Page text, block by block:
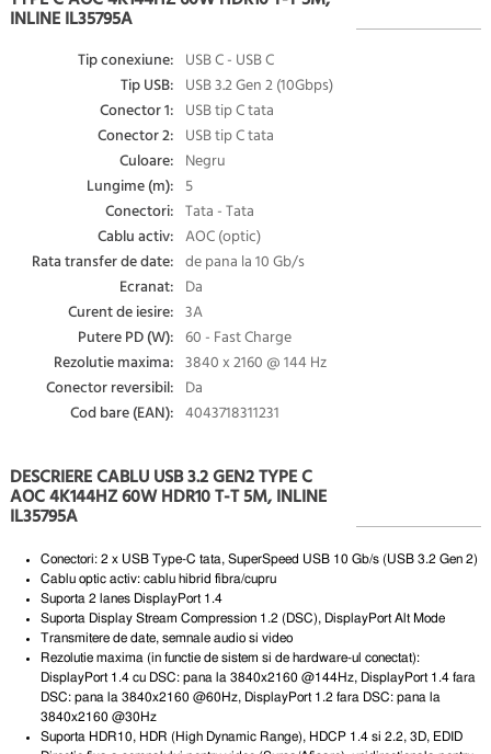
INLINE IL35795A
Tip conexiune: USB C - USB C
Tip USB: USB 3.2 Gen 2 (10Gbps)
Conector 1: USB tip C tata
Conector 2: USB tip C tata
Culoare: Negru
Lungime (m): 5
Conectori: Tata - Tata
Cablu activ: AOC (optic)
Rata transfer de date: de pana la 10 Gb/s
Ecranat: Da
Curent de iesire: 3A
Putere PD (W): 60 - Fast Charge
Rezolutie maxima: 3840 x 2160 @ 144 Hz
Conector reversibil: Da
Cod bare (EAN): 4043718311231
DESCRIERE CABLU USB 3.2 GEN2 TYPE C
AOC 4K144HZ 60W HDR10 T-T 5M, INLINE
IL35795A
Conectori: 2 x USB Type-C tata, SuperSpeed ​​USB 10 Gb/s (USB 3.2 Gen 2)
Cablu optic activ: cablu hibrid fibra/cupru
Suporta2 lanes DisplayPort 1.4
Suporta Display Stream Compression 1.2 (DSC), DisplayPort Alt Mode
Transmitere de date, semnale audio si video
Rezolutie maxima (in functie de sistem si de hardware-ul conectat):
DisplayPort 1.4 cu DSC: pana la 3840x2160 @144Hz, DisplayPort 1.4 fara
DSC: pana la 3840x2160 @60Hz, DisplayPort 1.2 fara DSC: pana la
3840x2160 @30Hz
Suporta HDR10, HDR (High Dynamic Range), HDCP 1.4 si 2.2, 3D, EDID